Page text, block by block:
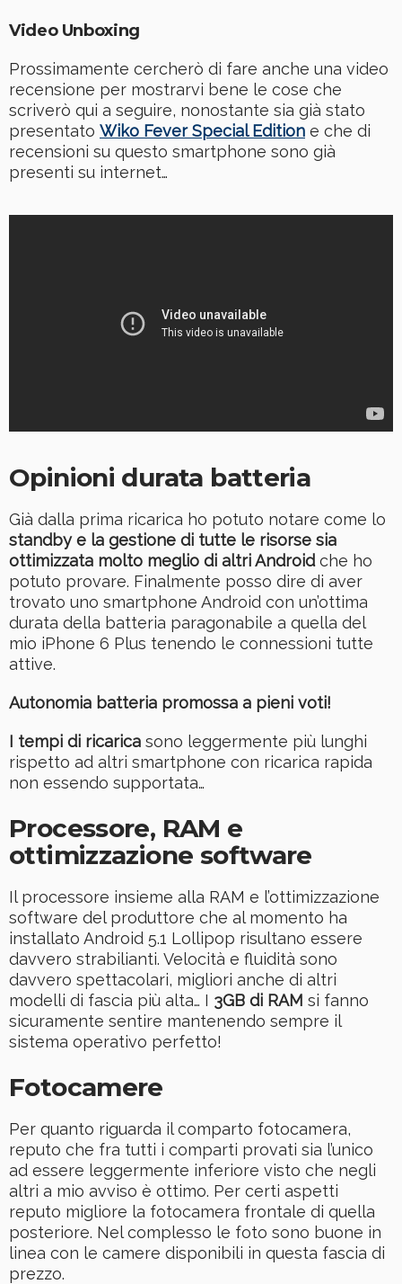
Video Unboxing
Prossimamente cercherò di fare anche una video
recensione per mostrarvi bene le cose che
scriverò qui a seguire, nonostante sia già stato
presentato Wiko Fever Special Edition e che di
recensioni su questo smartphone sono già
presenti su internet…
Opinioni durata batteria
Già dalla prima ricarica ho potuto notare come lo
standby e la gestione di tutte le risorse sia
ottimizzata molto meglio di altri Androidche ho
potuto provare. Finalmente posso dire di aver
trovato uno smartphone Android con un’ottima
durata della batteria paragonabile a quella del
mio iPhone 6 Plus tenendo le connessioni tutte
attive.
Autonomia batteria promossa a pieni voti!
I tempi di ricarica sono leggermente più lunghi
rispetto ad altri smartphone con ricarica rapida
non essendo supportata…
Processore, RAM e
ottimizzazione software
Il processore insieme alla RAM e l’ottimizzazione
software del produttore che al momento ha
installato Android 5.1 Lollipop risultano essere
davvero strabilianti. Velocità e fluidità sono
davvero spettacolari, migliori anche di altri
modelli di fascia più alta… I 3GB di RAM si fanno
sicuramente sentire mantenendo sempre il
sistema operativo perfetto!
Fotocamere
Per quanto riguarda il comparto fotocamera,
reputo che fra tutti i comparti provati sia l’unico
ad essere leggermente inferiore visto che negli
altri a mio avviso è ottimo. Per certi aspetti
reputo migliore la fotocamera frontale di quella
posteriore. Nel complesso le foto sono buone in
linea con le camere disponibili in questa fascia di
prezzo.